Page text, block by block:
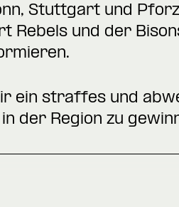
Stuttgart und
Rebels und der
ein straffes und
der Region zu